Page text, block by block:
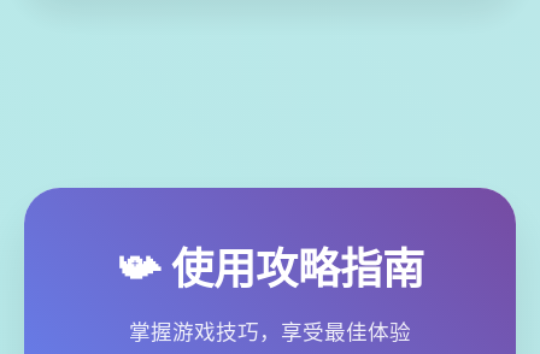
📯 使用攻略指南
掌握游戏技巧，享受最佳体验